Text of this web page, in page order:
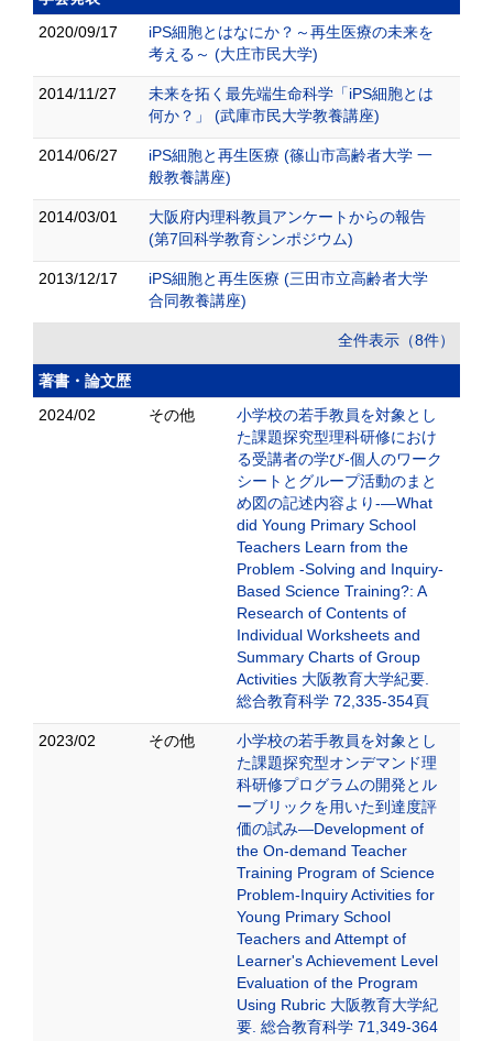
2020/09/17
iPS細胞とはなにか？～再生医療の未来を
考える～ (大庄市民大学)
2014/11/27
未来を拓く最先端生命科学「iPS細胞とは
何か？」 (武庫市民大学教養講座)
2014/06/27
iPS細胞と再生医療 (篠山市高齢者大学 一
般教養講座)
2014/03/01
大阪府内理科教員アンケートからの報告
(第7回科学教育シンポジウム)
2013/12/17
iPS細胞と再生医療 (三田市立高齢者大学
合同教養講座)
全件表示（8件）
著書・論文歴
2024/02
その他
小学校の若手教員を対象とし
た課題探究型理科研修におけ
る受講者の学び-個人のワーク
シートとグループ活動のまと
め図の記述内容より-—What
did Young Primary School
Teachers Learn from the
Problem -Solving and Inquiry-
Based Science Training?: A
Research of Contents of
Individual Worksheets and
Summary Charts of Group
Activities 大阪教育大学紀要.
総合教育科学 72,335-354頁
2023/02 その他
小学校の若手教員を対象とし
た課題探究型オンデマンド理
科研修プログラムの開発とル
ーブリックを用いた到達度評
価の試み—Development of
the On-demand Teacher
Training Program of Science
Problem-Inquiry Activities for
Young Primary School
Teachers and Attempt of
Learner's Achievement Level
Evaluation of the Program
Using Rubric 大阪教育大学紀
要. 総合教育科学 71,349-364